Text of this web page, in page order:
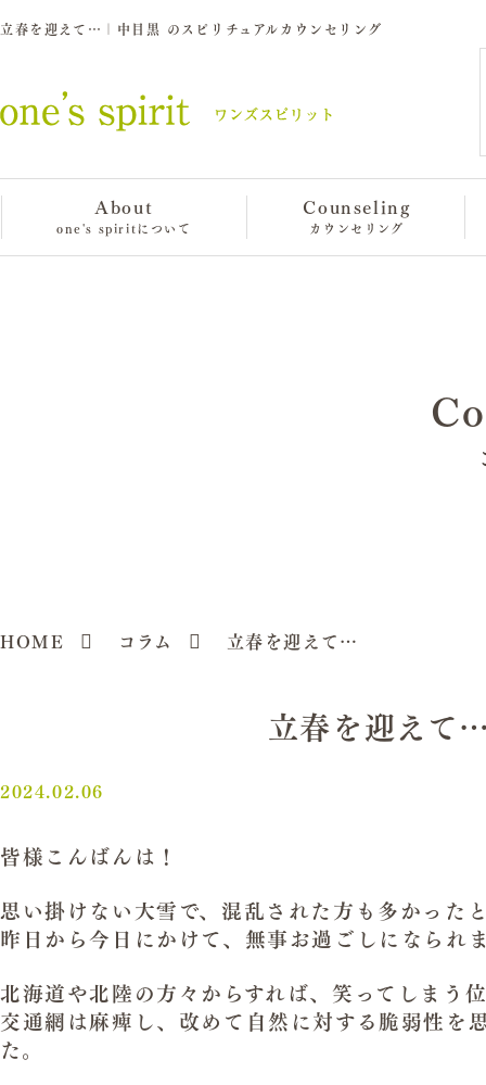
立春を迎えて…｜中目黒 のスピリチュアルカウンセリング
About
one's spiritについて
Counseling
カウンセリング
HOME コラム 立春を迎えて…
立春を迎えて
2024.02.06
皆様こんばんは！
思い掛けない大雪で、混乱された方も多かった
昨日から今日にかけて、無事お過ごしになられ
北海道や北陸の方々からすれば、笑ってしまう
交通網は麻痺し、改めて自然に対する脆弱性を
た。